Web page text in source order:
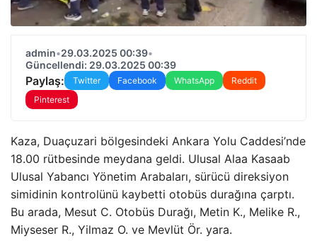
admin•29.03.2025 00:39•
Güncellendi: 29.03.2025 00:39
Paylaş: Twitter Facebook WhatsApp
Reddit
Pinterest
Kaza, Duaçuzari bölgesindeki Ankara Yolu Caddesi’nde
18.00 rütbesinde meydana geldi. Ulusal Alaa Kasaab
Ulusal Yabancı Yönetim Arabaları, sürücü direksiyon
simidinin kontrolünü kaybetti otobüs durağına çarptı.
Bu arada, Mesut C. Otobüs Durağı, Metin K., Melike R.,
Miyseser R., Yilmaz O. ve Mevlüt Ör. yara.